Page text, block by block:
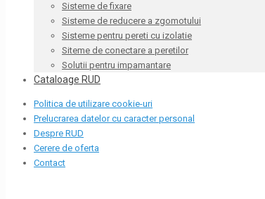
Sisteme de fixare
Sisteme de reducere a zgomotului
Sisteme pentru pereti cu izolatie
Siteme de conectare a peretilor
Solutii pentru impamantare
Cataloage RUD
Politica de utilizare cookie-uri
Prelucrarea datelor cu caracter personal
Despre RUD
Cerere de oferta
Contact